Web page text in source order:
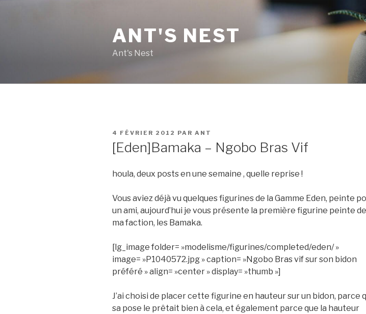
ANT'S NEST
Ant's Nest
PUBLIÉ
LE
4 FÉVRIER 2012 PAR ANT
[Eden]Bamaka – Ngobo Bras Vif
houla, deux posts en une semaine , quelle reprise !
Vous aviez déjà vu quelques figurines de la Gamme Eden, peinte
un ami, aujourd’hui je vous présente la première figurine peinte de
ma faction, les Bamaka.
[lg_image folder= »modelisme/figurines/completed/eden/ »
image= »P1040572.jpg » caption= »Ngobo Bras vif sur son bidon
préféré » align= »center » display= »thumb »]
J’ai choisi de placer cette figurine en hauteur sur un bidon, parce
sa pose le prêtait bien à cela, et également parce que la hauteur